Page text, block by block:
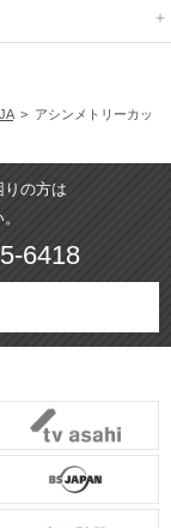
> アシンメトリーカッ
りの方は
6418